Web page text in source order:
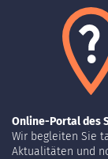
Online-Portal des
Wir begleiten Sie
Aktualitäten und